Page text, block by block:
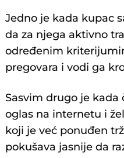
Jedno je kada kupac
da za njega aktivno
određenim
pregovara i vodi ga
Sasvim drugo je
oglas na internetu i
koji je već ponuđen
pokušava jasnije da